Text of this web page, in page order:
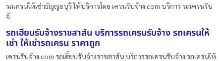
รถเครนให้เช่าธัญญะบุรี ให้บริการโดย เครนรับจ้าง.com บริการ รถเครนรับ
จ้
รถเฮี๊ยบรับจ้างราชสาส์น บริการรถเครนรับจ้าง รถเครนให้
เช่า ให้เช่ารถเครน ราคาถูก
เครนรับจ้าง.com รถเฮี๊ยบรับจ้างราชสาส์น บริการรถเครนรับจ้าง รถเครนให้